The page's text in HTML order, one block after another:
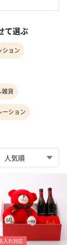
て選ぶ
ション
雑貨
ーション